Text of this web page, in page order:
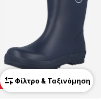
ΠΡΟΣΦΟΡΑ
Φίλτρο & Ταξινόμηση